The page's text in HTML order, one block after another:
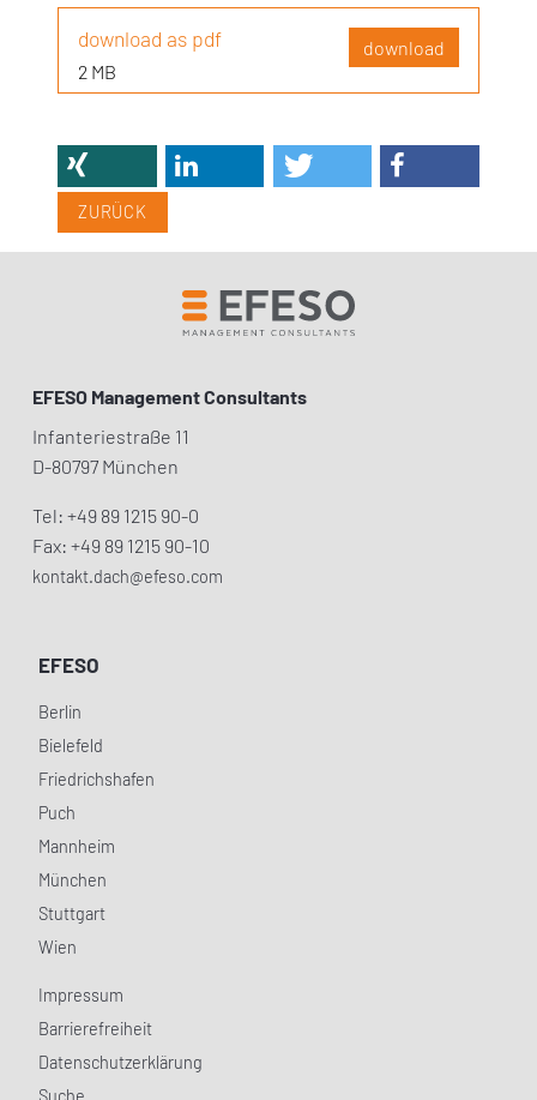
download as pdf
2 MB
download
ZURÜCK
EFESO Management Consultants
Infanteriestraße 11
D-80797 München
Tel: +49 89 1215 90-0
Fax: +49 89 1215 90-10
kontakt.dach@efeso.com
EFESO
Berlin
Bielefeld
Friedrichshafen
Puch
Mannheim
München
Stuttgart
Wien
Impressum
Barrierefreiheit
Datenschutzerklärung